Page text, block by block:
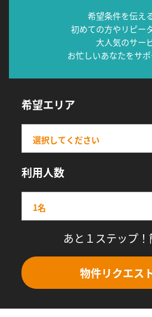
希望条件を伝え
初めての方やリピー
大人気のサー
お忙しいあなたをサポ
希望エリア
利用人数
あと１ステップ！
物件リクエス